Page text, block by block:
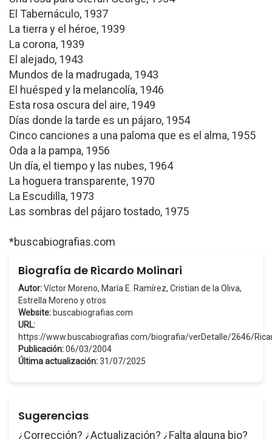
El Tabernáculo, 1937
La tierra y el héroe, 1939
La corona, 1939
El alejado, 1943
Mundos de la madrugada, 1943
El huésped y la melancolía, 1946
Esta rosa oscura del aire, 1949
Días donde la tarde es un pájaro, 1954
Cinco canciones a una paloma que es el alma, 1955
Oda a la pampa, 1956
Un día, el tiempo y las nubes, 1964
La hoguera transparente, 1970
La Escudilla, 1973
Las sombras del pájaro tostado, 1975
*buscabiografias.com
Biografía de Ricardo Molinari
Autor:Víctor Moreno, María E. Ramírez, Cristian de la Oliva,
Estrella Moreno y otros
Website:buscabiografias.com
URL:
https://www.buscabiografias.com/biografia/verDetalle/2646/
Publicación:06/03/2004
Última actualización:31/07/2025
Sugerencias
¿Corrección? ¿Actualización? ¿Falta alguna bio?